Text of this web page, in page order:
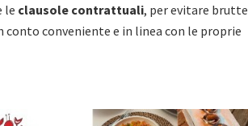
le clausole contrattuali, per evitare brutte
conto conveniente e in linea con le proprie